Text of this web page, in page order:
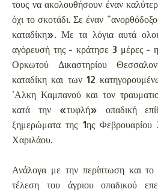
τους να ακολουθήσουν έναν
όχι το σκοτάδι. Σε έναν
καταδίκη». Με τα λόγια αυτά
αγόρευσή της - κράτησε 3 μέρες -
Ορκωτού Δικαστηρίου
καταδίκη και των 12
'Αλκη Καμπανού και τον
κατά την «τυφλή» οπαδική
ξημερώματα της 1ης
Χαριλάου.
Ανάλογα με την περίπτωση και
τέλεση του άγριου οπαδικού